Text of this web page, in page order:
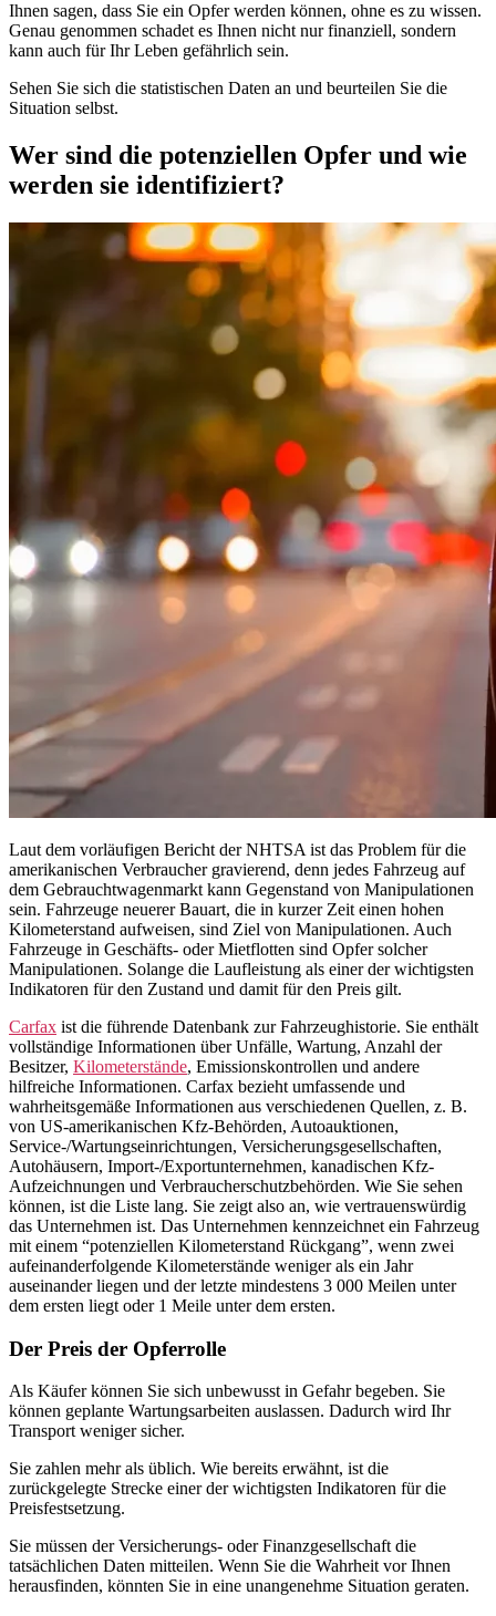
Ihnen sagen, dass Sie ein Opfer werden können, ohne es zu wissen.
Genau genommen schadet es Ihnen nicht nur finanziell, sondern
kann auch für Ihr Leben gefährlich sein.
Sehen Sie sich die statistischen Daten an und beurteilen Sie die
Situation selbst.
Wer sind die potenziellen Opfer und wie
werden sie identifiziert?
Laut dem vorläufigen Bericht der NHTSA ist das Problem für die
amerikanischen Verbraucher gravierend, denn jedes Fahrzeug auf
dem Gebrauchtwagenmarkt kann Gegenstand von Manipulationen
sein. Fahrzeuge neuerer Bauart, die in kurzer Zeit einen hohen
Kilometerstand aufweisen, sind Ziel von Manipulationen. Auch
Fahrzeuge in Geschäfts- oder Mietflotten sind Opfer solcher
Manipulationen. Solange die Laufleistung als einer der wichtigsten
Indikatoren für den Zustand und damit für den Preis gilt.
Carfax ist die führende Datenbank zur Fahrzeughistorie. Sie enthält
vollständige Informationen über Unfälle, Wartung, Anzahl der
Besitzer, Kilometerstände, Emissionskontrollen und andere
hilfreiche Informationen. Carfax bezieht umfassende und
wahrheitsgemäße Informationen aus verschiedenen Quellen, z. B.
von US-amerikanischen Kfz-Behörden, Autoauktionen,
Service-/Wartungseinrichtungen, Versicherungsgesellschaften,
Autohäusern, Import-/Exportunternehmen, kanadischen Kfz-
Aufzeichnungen und Verbraucherschutzbehörden. Wie Sie sehen
können, ist die Liste lang. Sie zeigt also an, wie vertrauenswürdig
das Unternehmen ist. Das Unternehmen kennzeichnet ein Fahrzeug
mit einem “potenziellen Kilometerstand Rückgang”, wenn zwei
aufeinanderfolgende Kilometerstände weniger als ein Jahr
auseinander liegen und der letzte mindestens 3 000 Meilen unter
dem ersten liegt oder 1 Meile unter dem ersten.
Der Preis der Opferrolle
Als Käufer können Sie sich unbewusst in Gefahr begeben. Sie
können geplante Wartungsarbeiten auslassen. Dadurch wird Ihr
Transport weniger sicher.
Sie zahlen mehr als üblich. Wie bereits erwähnt, ist die
zurückgelegte Strecke einer der wichtigsten Indikatoren für die
Preisfestsetzung.
Sie müssen der Versicherungs- oder Finanzgesellschaft die
tatsächlichen Daten mitteilen. Wenn Sie die Wahrheit vor Ihnen
herausfinden, könnten Sie in eine unangenehme Situation geraten.